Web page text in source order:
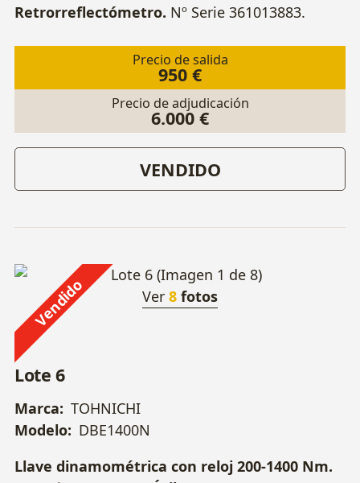
Retrorreflectómetro. Nº Serie 361013883.
Precio de salida
950 €
Precio de adjudicación
6.000 €
VENDIDO
Vendido Ver 8 fotos
Lote 6
Marca: TOHNICHI
Modelo: DBE1400N
Llave dinamométrica con reloj 200-1400 Nm.